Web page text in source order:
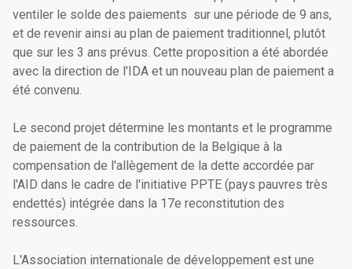
ventiler le solde des paiements sur une période de 9 ans,
et de revenir ainsi au plan de paiement traditionnel, plutôt
que sur les 3 ans prévus. Cette proposition a été abordée
avec la direction de l'IDA et un nouveau plan de paiement a
été convenu.
Le second projet détermine les montants et le programme
de paiement de la contribution de la Belgique à la
compensation de l'allègement de la dette accordée par
l'AID dans le cadre de l'initiative PPTE (pays pauvres très
endettés) intégrée dans la 17e reconstitution des
ressources.
L'Association internationale de développement est une